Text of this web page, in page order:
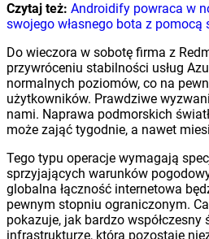
Czytaj też: Androidify powraca w
swojego własnego bota z
Do wieczora w sobotę firma z
przywróceniu stabilności usług
normalnych poziomów, co na
użytkowników. Prawdziwe
nami. Naprawa podmorskich
może zająć tygodnie, a nawet
Tego typu operacje wymagają
sprzyjających warunków
globalna łączność internetowa
pewnym stopniu ograniczonym.
pokazuje, jak bardzo
infrastrukturze, która pozostaje